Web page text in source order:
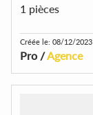
1 pièces
Créée le: 08/12/2023
Pro /Agence